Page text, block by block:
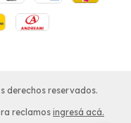
derechos reservados.
reclamosingresá acá.